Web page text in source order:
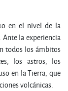
en el nivel de la
la experiencia
todos los ámbitos
los astros, los
en la Tierra, que
volcánicas.